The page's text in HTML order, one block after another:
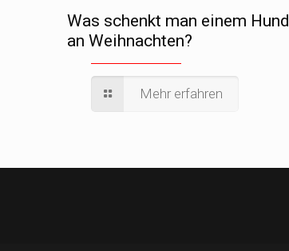
Was schenkt man einem Hund
an Weihnachten?
Mehr erfahren